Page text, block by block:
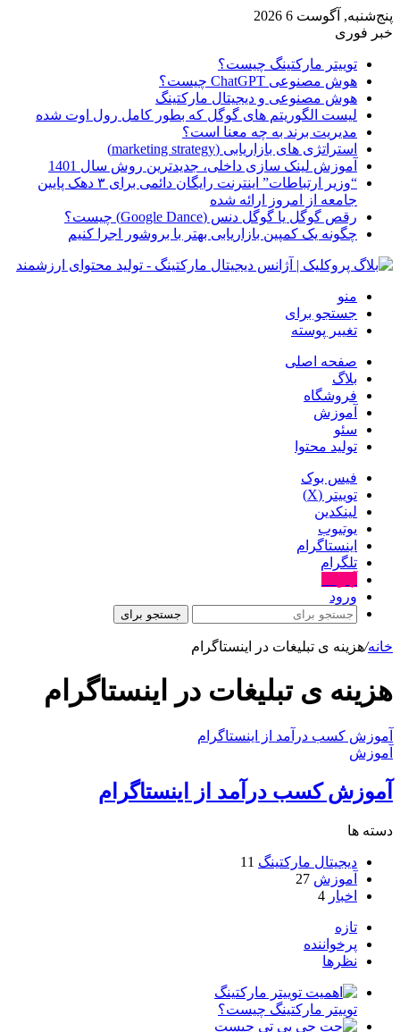
پنج‌شنبه, آگوست 6 2026
خبر فوری
توییتر مارکتینگ چیست؟
هوش مصنوعی ChatGPT چیست؟
هوش مصنوعی و دیجیتال مارکتینگ
لیست الگوریتم های گوگل که بطور کامل رول اوت شده
مدیریت برند به چه معنا است؟
استراتژی های بازاریابی (marketing strategy)
آموزش لینک سازی داخلی، جدیدترین روش سال 1401
“وزیر ارتباطات” اینترنت رایگان دائمی برای ۳ دهک پایین
جامعه از امروز ارائه شده
رقص گوگل یا گوگل دنس (Google Dance) چیست؟
چگونه یک کمپین بازاریابی بهتر با بروشور اجرا کنیم
منو
جستجو برای
تغییر پوسته
صفحه اصلی
بلاگ
فروشگاه
آموزش
سئو
تولید محتوا
فیس بوک
توییتر (X)
لینکدین
یوتیوب
اینستاگرام
تلگرام
ورود
جستجو برای
خانه/هزینه ی تبلیغات در اینستاگرام
هزینه ی تبلیغات در اینستاگرام
آموزش کسب درآمد از اینستاگرام
آموزش
آموزش کسب درآمد از اینستاگرام
دسته ها
دیجیتال مارکتینگ 11
آموزش 27
اخبار 4
تازه
پرخواننده
نظرها
توییتر مارکتینگ چیست؟